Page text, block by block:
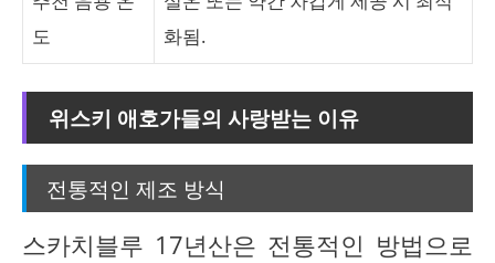
도
화됨.
위스키 애호가들의 사랑받는 이유
전통적인 제조 방식
스카치블루 17년산은 전통적인 방법으로